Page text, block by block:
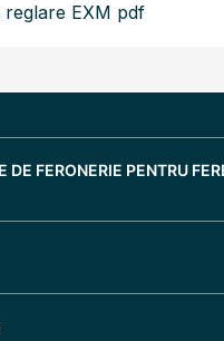
EXM pdf
DE FERONERIE PENTRU